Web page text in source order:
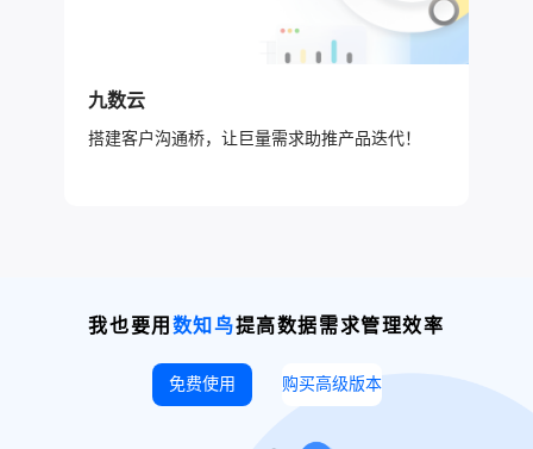
九数云
搭建客户沟通桥，让巨量需求助推产品迭代！
我也要用 数知鸟提高数据需求管理效率
免费使用 购买高级版本